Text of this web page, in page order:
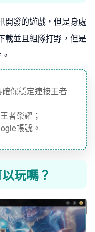
開發的遊戲，但是身處
載並且組隊打野，但是
保穩定連接王者
者榮耀；
帳號。
玩嗎？